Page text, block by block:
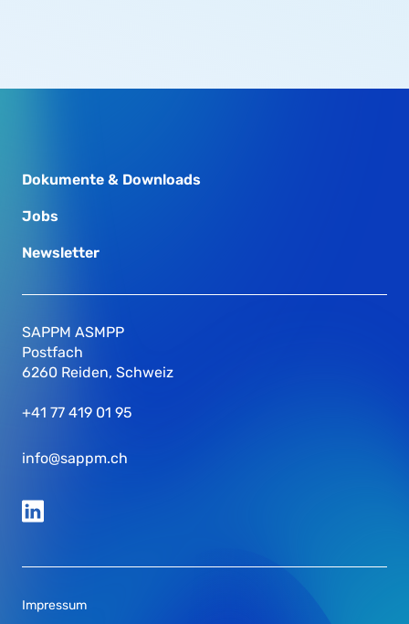
Dokumente & Downloads
Jobs
Newsletter
SAPPM ASMPP
Postfach
6260 Reiden, Schweiz
+41 77 419 01 95
info@sappm.ch
Impressum